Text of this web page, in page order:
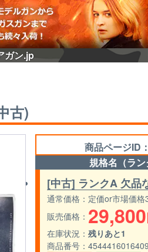
ガン.jp
古)
商品ページID
規格名（ラン
[中古] ランクA 欠品
通常価格
定価or市場価
販売価格
29,800
在庫状況
残りあと1
商品番号